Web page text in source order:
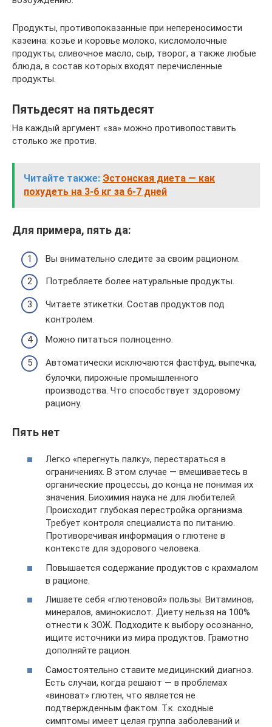
Продукты, противопоказанные при непереносимости
казеина: козье и коровье молоко, кисломолочные
продукты, сливочное масло, сыр, творог, а также любые
блюда, в состав которых входят перечисленные
продукты.
Пятьдесят на пятьдесят
На каждый аргумент «за» можно противопоставить
столько же против.
Читайте также: Эстонская диета — как
похудеть на 3-6 кг за 6-7 дней
Для примера, пять да:
Вы внимательно следите за своим рационом.
Потребляете более натуральные продукты.
Читаете этикетки. Состав продуктов под
контролем.
Можно питаться полноценно.
Автоматически исключаются фастфуд, выпечка,
булочки, пирожные промышленного
производства. Что способствует здоровому
рациону.
Пять нет
Легко «перегнуть палку», перестараться в
ограничениях. В этом случае — вмешиваетесь в
органические процессы, до конца не понимая их
значения. Биохимия наука не для любителей.
Происходит глубокая перестройка организма.
Требует контроля специалиста по питанию.
Противоречивая информация о глютене в
контексте для здорового человека.
Повышается содержание продуктов с крахмалом
в рационе.
Лишаете себя «глютеновой» пользы. Витаминов,
минералов, аминокислот. Диету нельзя на 100%
отнести к ЗОЖ. Подходите к выбору осознанно,
ищите источники из мира продуктов. Грамотно
дополняйте рацион.
Самостоятельно ставите медицинский диагноз.
Есть случаи, когда решают — в проблемах
«виноват» глютен, что является не
подтвержденным фактом. Т.к. сходные
симптомы имеет целая группа заболеваний и